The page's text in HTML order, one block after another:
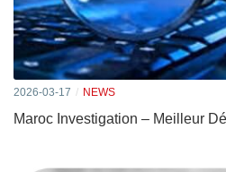
2026-03-17 NEWS
Maroc Investigation – Meilleur